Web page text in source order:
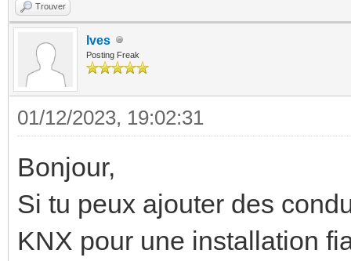
Trouver
Ives
Posting Freak
01/12/2023, 19:02:31
Bonjour,
Si tu peux ajouter des
KNX pour une installation